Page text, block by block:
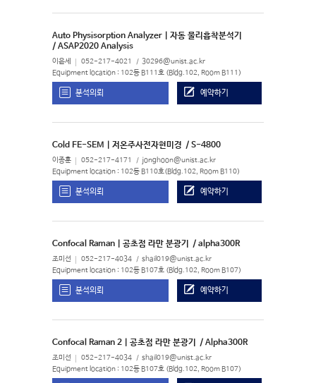
Auto Physisorption Analyzer | 자동 물리흡착분석기
/ ASAP2020 Analysis
이윤세 052-217-4021 30296@unist.ac.kr
Equipment location : 102동 B111호 (Bldg.102, Room B111)
분석의뢰 예약하기
Cold FE-SEM | 저온주사전자현미경 / S-4800
이종훈 052-217-4171 jonghoon@unist.ac.kr
Equipment location : 102동 B110호(Bldg.102, Room B110)
분석의뢰 예약하기
Confocal Raman | 공초점 라만 분광기 / alpha300R
조미선 052-217-4034 shail019@unist.ac.kr
Equipment location : 102동 B107호 (Bldg.102, Room B107)
분석의뢰 예약하기
Confocal Raman 2 | 공초점 라만 분광기 / Alpha300R
조미선 052-217-4034 shail019@unist.ac.kr
Equipment location : 102동 B107호 (Bldg.102, Room B107)